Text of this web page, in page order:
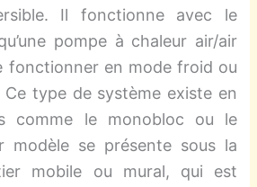
Il fonctionne avec le
pompe à chaleur air/air
fonctionner en mode froid ou
type de système existe en
comme le monobloc ou le
modèle se présente sous la
mobile ou mural, qui est